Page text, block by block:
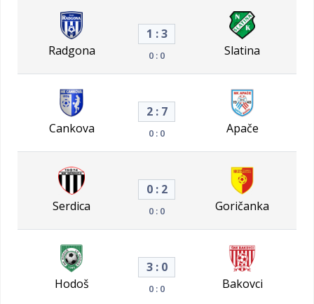
Radgona
1 : 3
0 : 0 Slatina
Cankova
2 : 7
0 : 0 Apače
Serdica
0 : 2
0 : 0 Goričanka
Hodoš
3 : 0
0 : 0 Bakovci